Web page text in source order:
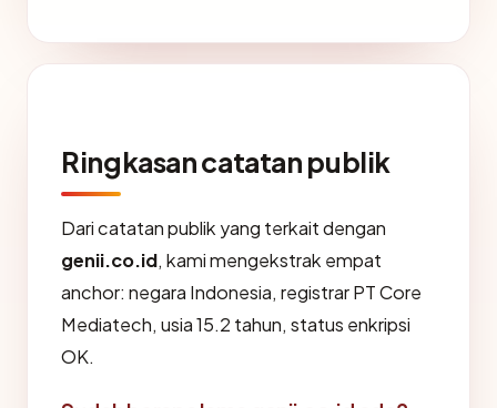
Ringkasan catatan publik
Dari catatan publik yang terkait dengan
genii.co.id, kami mengekstrak empat
anchor: negara Indonesia, registrar PT Core
Mediatech, usia 15.2 tahun, status enkripsi
OK.